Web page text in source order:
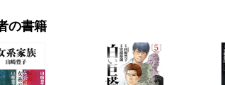
の書籍